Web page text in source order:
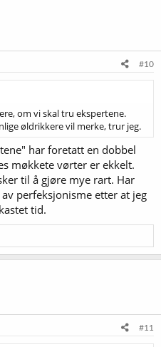
#10
om vi skal tru ekspertene.
øldrikkere vil merke, trur jeg.
har foretatt en dobbel
møkkete vørter er ekkelt.
til å gjøre mye rart. Har
perfeksjonisme etter at jeg
tid.
#11